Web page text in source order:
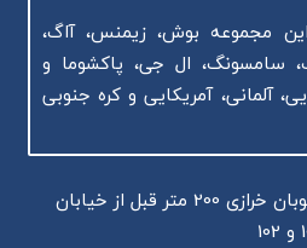
این مجموعه بوش، زیمنس، آاگ،
سامسونگ، ال جی، پاکشوما و
آلمانی، آمریکایی و کره جنوبی
آدرس: اصفهان ، کنار گذر اتوبان خرازی 200 متر قبل از خیابان